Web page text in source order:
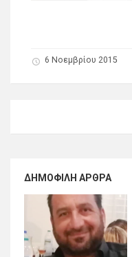
6 Νοεμβρίου 2015
ΔΗΜΟΦΙΛΉ ΆΡΘΡΑ